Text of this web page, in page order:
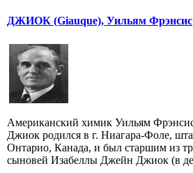
ДЖИОК (Giauque), Уильям Фрэнсис
Американский химик Уильям
Джиок родился в г. Ниагара-Фоле,
Онтарио, Канада, и был старшим из
сыновей Изабеллы Джейн Джиок (в